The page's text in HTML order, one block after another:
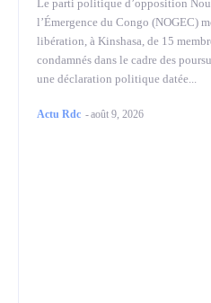
Le parti politique d’opposition
l’Émergence du Congo (NOGEC)
libération, à Kinshasa, de 15
condamnés dans le cadre des
une déclaration politique datée...
Actu Rdc -août 9, 2026